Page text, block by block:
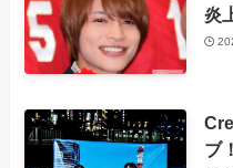
炎
ブ